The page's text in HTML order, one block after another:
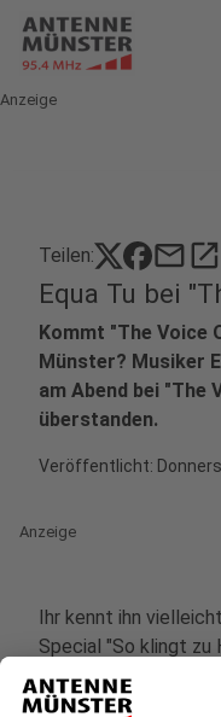
Anzeige
Teilen: mailopen_in_new
Equa Tu bei
Kommt "The Voice
Münster? Musiker
am Abend bei "The
überstanden.
Veröffentlicht:
Anzeige
Ihr kennt ihn
Special "So klingt zu
schon mehrere
bürgerlichen Leben